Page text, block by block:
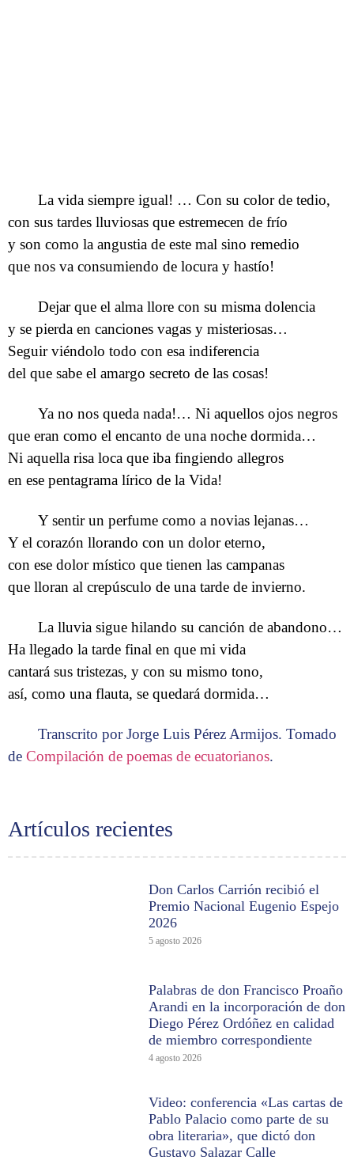
Artículos recientes
Don Carlos Carrión recibió el
Premio Nacional Eugenio Espejo
2026
5 agosto 2026
Palabras de don Francisco Proaño
Arandi en la incorporación de don
Diego Pérez Ordóñez en calidad
de miembro correspondiente
4 agosto 2026
Video: conferencia «Las cartas de
Pablo Palacio como parte de su
obra literaria», que dictó don
Gustavo Salazar Calle
La vida siempre igual! … Con su color de tedio,
con sus tardes lluviosas que estremecen de frío
y son como la angustia de este mal sino remedio
que nos va consumiendo de locura y hastío!
Dejar que el alma llore con su misma dolencia
y se pierda en canciones vagas y misteriosas…
Seguir viéndolo todo con esa indiferencia
del que sabe el amargo secreto de las cosas!
Ya no nos queda nada!… Ni aquellos ojos negros
que eran como el encanto de una noche dormida…
Ni aquella risa loca que iba fingiendo allegros
en ese pentagrama lírico de la Vida!
Y sentir un perfume como a novias lejanas…
Y el corazón llorando con un dolor eterno,
con ese dolor místico que tienen las campanas
que lloran al crepúsculo de una tarde de invierno.
La lluvia sigue hilando su canción de abandono…
Ha llegado la tarde final en que mi vida
cantará sus tristezas, y con su mismo tono,
así, como una flauta, se quedará dormida…
Transcrito por Jorge Luis Pérez Armijos. Tomado
de Compilación de poemas de ecuatorianos.